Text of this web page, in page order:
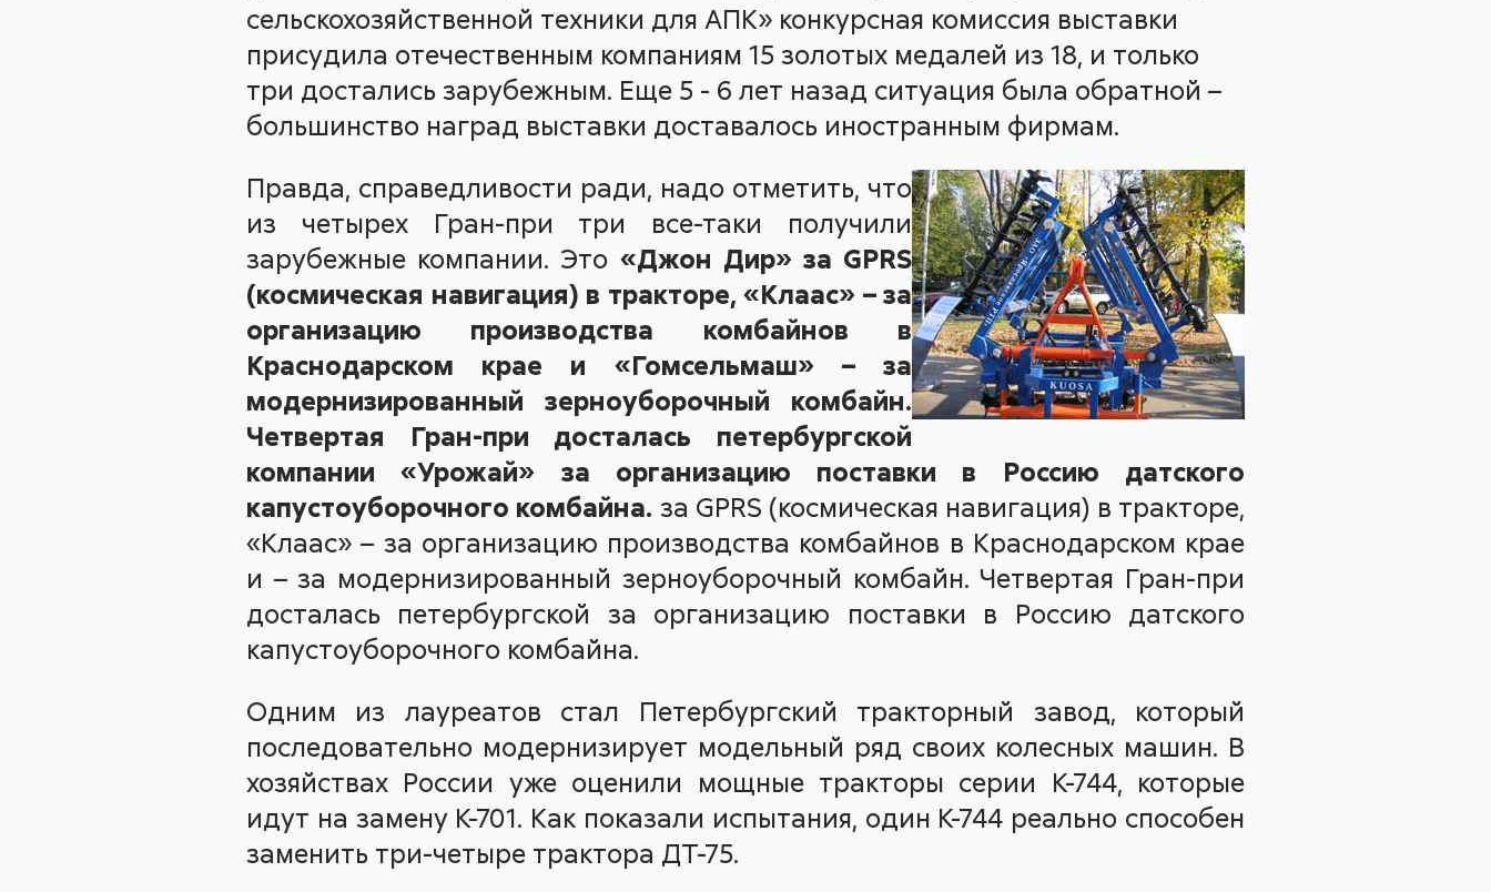
сельскохозяйственной техники для АПК» конкурсная комиссия выставки
присудила отечественным компаниям 15 золотых медалей из 18, и только
три достались зарубежным. Еще 5 - 6 лет назад ситуация была обратной –
большинство наград выставки доставалось иностранным фирмам.
Правда, справедливости ради, надо отметить, что
из четырех Гран-при три все-таки получили
зарубежные компании. Это «Джон Дир» за GPRS
(космическая навигация) в тракторе, «Клаас» – за
организацию производства комбайнов в
Краснодарском крае и «Гомсельмаш» – за
модернизированный зерноуборочный комбайн.
Четвертая Гран-при досталась петербургской
компании «Урожай» за организацию поставки в Россию датского
капустоуборочного комбайна. за GPRS (космическая навигация) в тракторе,
«Клаас» – за организацию производства комбайнов в Краснодарском крае
и – за модернизированный зерноуборочный комбайн. Четвертая Гран-при
досталась петербургской за организацию поставки в Россию датского
капустоуборочного комбайна.
Одним из лауреатов стал Петербургский тракторный завод, который
последовательно модернизирует модельный ряд своих колесных машин. В
хозяйствах России уже оценили мощные тракторы серии К-744, которые
идут на замену К-701. Как показали испытания, один К-744 реально способен
заменить три-четыре трактора ДТ-75.